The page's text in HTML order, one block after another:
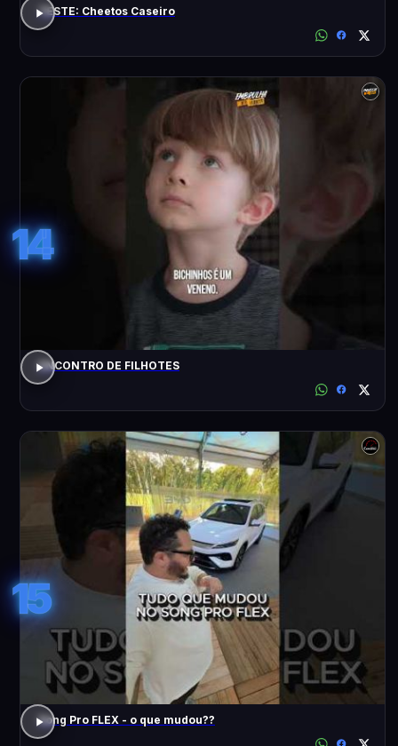
TESTE: Cheetos Caseiro
14
ENCONTRO DE FILHOTES
15
Song Pro FLEX - o que mudou??